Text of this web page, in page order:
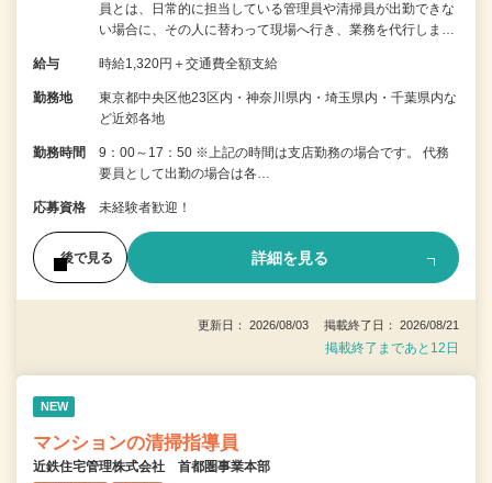
員とは、日常的に担当している管理員や清掃員が出勤できな
い場合に、その人に替わって現場へ行き、業務を代行しま…
給与 時給1,320円＋交通費全額支給
勤務地
東京都中央区他23区内・神奈川県内・埼玉県内・千葉県内な
ど近郊各地
勤務時間
9：00～17：50 ※上記の時間は支店勤務の場合です。 代務
要員として出勤の場合は各…
応募資格 未経験者歓迎！
後で見る 詳細を見る
更新日： 2026/08/03 掲載終了日： 2026/08/21
掲載終了まであと12日
NEW
マンションの清掃指導員
近鉄住宅管理株式会社 首都圏事業本部